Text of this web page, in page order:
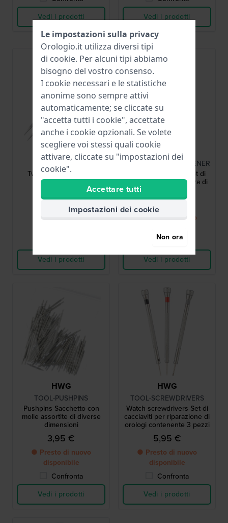
Vedi i prodotti
Vedi i prodotti
HWG
TOOL-TWEEZER
Tweezer Pinzette per
orologiai
2,95 €
● Disponibile
Vedi i prodotti
HWG
TOOL-BACKCASE-OPENER
Back case opener Set di
strumenti per l'apertura di
9,95 €
● Presto di nuovo
Confronta
Vedi i prodotti
HWG
TOOL-PUSHPINS
Pushpins Sacchetto con
molle assortite di diverse
dimensioni
3,95 €
● Presto di nuovo
disponibile
Confronta
Vedi i prodotti
HWG
TOOL-SCREWDRIVERS
Watch screwdrivers Set di
cacciaviti per riparazione di
orologi contenente 3 pezzi
5,95 €
● Presto di nuovo
disponibile
Confronta
Vedi i prodotti
Le impostazioni sulla privacy
Orologio.it utilizza diversi tipi
di cookie. Per alcuni tipi abbiamo
bisogno del vostro consenso.
I cookie necessari e le statistiche
anonime sono sempre attivi
automaticamente; se cliccate su
"accetta tutti i cookie", accettate
anche i cookie opzionali. Se volete
scegliere voi stessi quali cookie
attivare, cliccate su "impostazioni dei
cookie".
Accettare tutti
Impostazioni dei cookie
Non ora